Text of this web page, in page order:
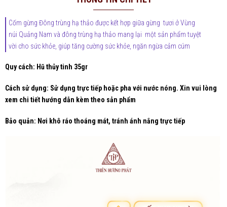
Cốm gừng Đông trùng hạ thảo được kết hợp giữa gừng tươi ở Vùng
núi Quảng Nam và đông trùng hạ thảo mang lại một sản phẩm tuyệt
vời cho sức khỏe, giúp tăng cường sức khỏe, ngăn ngừa cảm cúm
Quy cách: Hũ thủy tinh 35gr
Cách sử dụng: Sử dụng trực tiếp hoặc pha với nước nóng. Xin vui lòng
xem chi tiết hướng dẫn kèm theo sản phẩm
Bảo quản: Nơi khô ráo thoáng mát, tránh ánh nắng trực tiếp